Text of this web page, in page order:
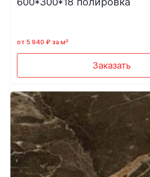
от 5 940 ₽ за м²
Заказать